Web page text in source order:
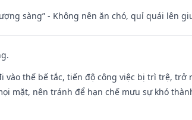
sàng” - Không nên ăn chó, quỉ quái lên
vào thế bế tắc, tiến độ công việc bị trì trệ,
mặt, nên tránh để hạn chế mưu sự khó